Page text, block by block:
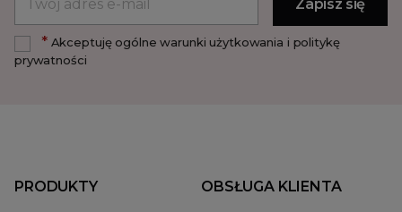
*Akceptuję ogólne warunki użytkowania i politykę
prywatności
PRODUKTY OBSŁUGA KLIENTA